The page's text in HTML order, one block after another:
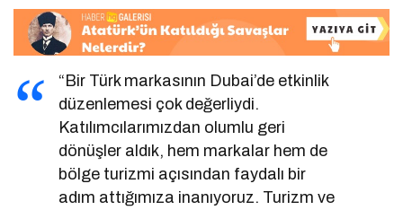
“Bir Türk markasının Dubai’de etkinlik
düzenlemesi çok değerliydi.
Katılımcılarımızdan olumlu geri
dönüşler aldık, hem markalar hem de
bölge turizmi açısından faydalı bir
adım attığımıza inanıyoruz. Turizm ve